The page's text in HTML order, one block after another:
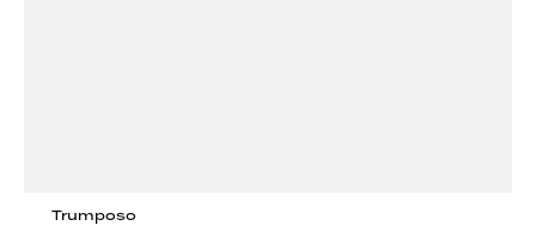
Trumposo